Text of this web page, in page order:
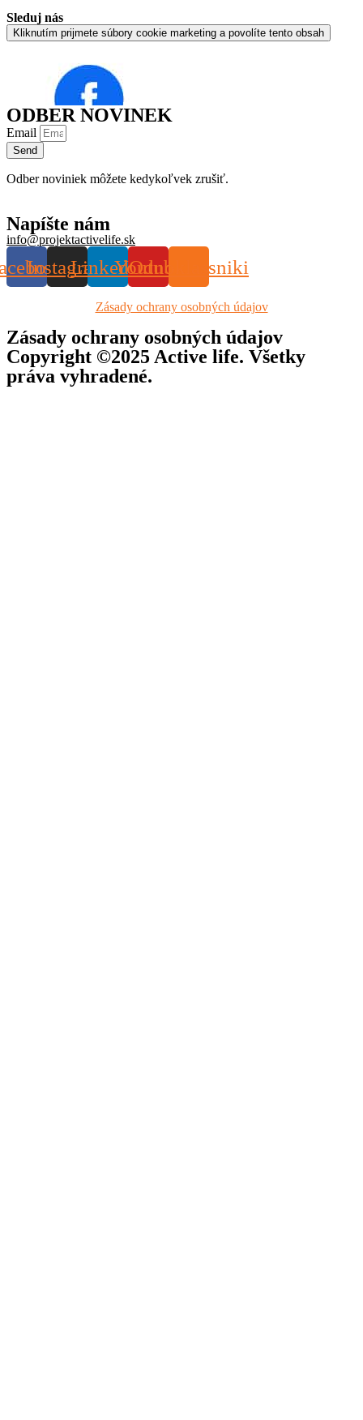
Sleduj nás
Kliknutím prijmete súbory cookie marketing a povolíte tento obsah
ODBER NOVINEK
Email
Send
Odber noviniek môžete kedykoľvek zrušiť.
Napíšte nám
info@projektactivelife.sk
InstagramLinkedin
Youtube
Odnoklassniki
Zásady ochrany osobných údajov
Zásady ochrany osobných údajov
Copyright ©2025 Active life. Všetky
práva vyhradené.